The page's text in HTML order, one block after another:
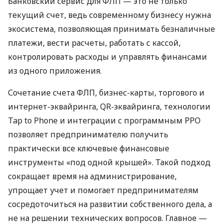
текущий счет, ведь современному бизнесу нужна
экосистема, позволяющая принимать безналичные
платежи, вести расчеты, работать с кассой,
контролировать расходы и управлять финансами
из одного приложения.
Сочетание счета ФЛП, бизнес-карты, торгового и
интернет-эквайринга, QR-эквайринга, технологии
Tap to Phone и интеграции с программным РРО
позволяет предпринимателю получить
практически все ключевые финансовые
инструменты «под одной крышей». Такой подход
сокращает время на администрирование,
упрощает учет и помогает предпринимателям
сосредоточиться на развитии собственного дела, а
не на решении технических вопросов. Главное —